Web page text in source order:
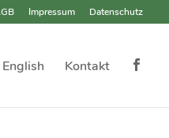
Impressum Datenschutz
English Kontakt